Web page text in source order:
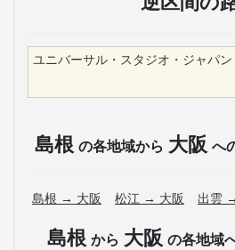
ユニバーサル・スタジオ・ジャパン
島根 の各地域から 大阪 へ
島根 → 大阪 松江 → 大阪 出雲 →
島根 から 大阪 の各地域